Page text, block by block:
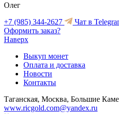
Олег
+7 (985) 344-2627
Чат в
Оформить заказ?
Наверх
Выкуп монет
Оплата и доставка
Новости
Контакты
Таганская, Москва, Большие
www.ricgold.com@yandex.ru